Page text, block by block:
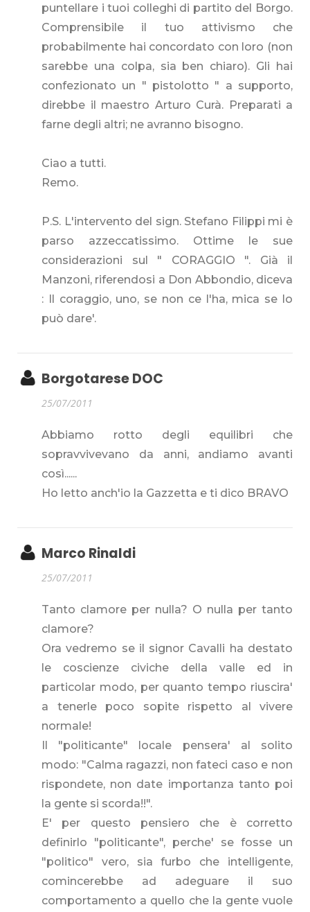
puntellare i tuoi colleghi di partito del Borgo.
Comprensibile il tuo attivismo che
probabilmente hai concordato con loro (non
sarebbe una colpa, sia ben chiaro). Gli hai
confezionato un " pistolotto " a supporto,
direbbe il maestro Arturo Curà. Preparati a
farne degli altri; ne avranno bisogno.
Ciao a tutti.
Remo.
P.S. L'intervento del sign. Stefano Filippi mi è
parso azzeccatissimo. Ottime le sue
considerazioni sul " CORAGGIO ". Già il
Manzoni, riferendosi a Don Abbondio, diceva
: Il coraggio, uno, se non ce l'ha, mica se lo
può dare'.
Borgotarese DOC
25/07/2011
Abbiamo rotto degli equilibri che
sopravvivevano da anni, andiamo avanti
così......
Ho letto anch'io la Gazzetta e ti dico BRAVO
Marco Rinaldi
25/07/2011
Tanto clamore per nulla? O nulla per tanto
clamore?
Ora vedremo se il signor Cavalli ha destato
le coscienze civiche della valle ed in
particolar modo, per quanto tempo riuscira'
a tenerle poco sopite rispetto al vivere
normale!
Il "politicante" locale pensera' al solito
modo: "Calma ragazzi, non fateci caso e non
rispondete, non date importanza tanto poi
la gente si scorda!!".
E' per questo pensiero che è corretto
definirlo "politicante", perche' se fosse un
"politico" vero, sia furbo che intelligente,
comincerebbe ad adeguare il suo
comportamento a quello che la gente vuole